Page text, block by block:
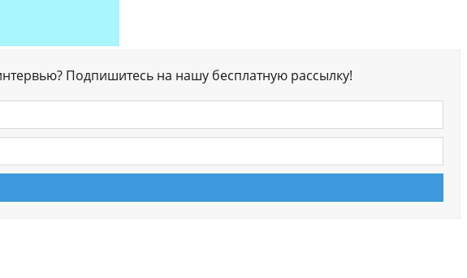
Подпишитесь на нашу бесплатную рассылку!